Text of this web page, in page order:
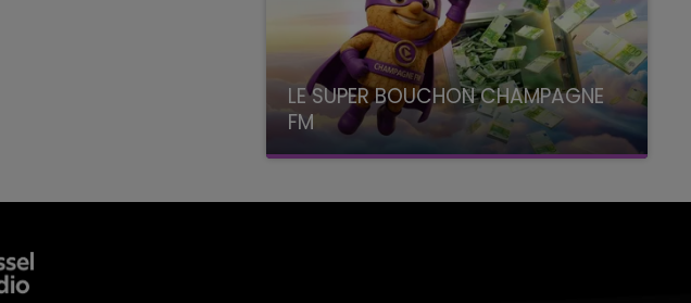
LE SUPER BOUCHON CHAMPAGNE
FM
avec La Famille Champagne FM, à 8H10